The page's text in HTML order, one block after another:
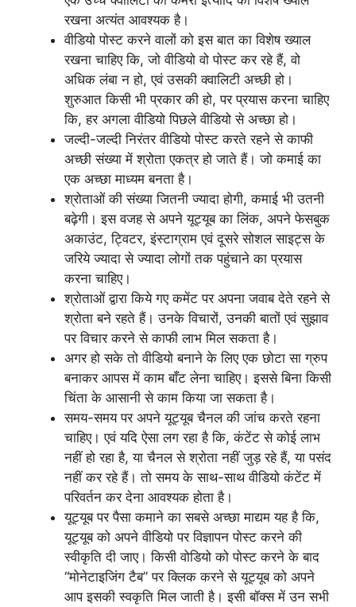
रखना अत्यंत आवश्यक है।
वीडियो पोस्ट करने वालों को इस बात का विशेष ख्याल
रखना चाहिए कि, जो वीडियो वो पोस्ट कर रहे हैं, वो
अधिक लंबा न हो, एवं उसकी क्वालिटी अच्छी हो।
शुरुआत किसी भी प्रकार की हो, पर प्रयास करना चाहिए
कि, हर अगला वीडियो पिछले वीडियो से अच्छा हो।
जल्दी-जल्दी निरंतर वीडियो पोस्ट करते रहने से काफी
अच्छी संख्या में श्रोता एकत्र हो जाते हैं। जो कमाई का
एक अच्छा माध्यम बनता है।
श्रोताओं की संख्या जितनी ज्यादा होगी, कमाई भी उतनी
बढ़ेगी। इस वजह से अपने यूट्यूब का लिंक, अपने फेसबुक
अकाउंट, ट्विटर, इंस्टाग्राम एवं दूसरे सोशल साइट्स के
जरिये ज्यादा से ज्यादा लोगों तक पहुंचाने का प्रयास
करना चाहिए।
श्रोताओं द्वारा किये गए कमेंट पर अपना जवाब देते रहने से
श्रोता बने रहते हैं। उनके विचारों, उनकी बातों एवं सुझाव
पर विचार करने से काफी लाभ मिल सकता है।
अगर हो सके तो वीडियो बनाने के लिए एक छोटा सा ग्रुप
बनाकर आपस में काम बाँट लेना चाहिए। इससे बिना किसी
चिंता के आसानी से काम किया जा सकता है।
समय-समय पर अपने यूट्यूब चैनल की जांच करते रहना
चाहिए। एवं यदि ऐसा लग रहा है कि, कंटेंट से कोई लाभ
नहीं हो रहा है, या चैनल से श्रोता नहीं जुड़ रहे हैं, या पसंद
नहीं कर रहे हैं। तो समय के साथ-साथ वीडियो कंटेंट में
परिवर्तन कर देना आवश्यक होता है।
यूट्यूब पर पैसा कमाने का सबसे अच्छा माद्यम यह है कि,
यूट्यूब को अपने वीडियो पर विज्ञापन पोस्ट करने की
स्वीकृति दी जाए। किसी वोडियो को पोस्ट करने के बाद
“मोनेटाइजिंग टैब” पर क्लिक करने से यूट्यूब को अपने
आप इसकी स्वकृति मिल जाती है। इसी बॉक्स में उन सभी